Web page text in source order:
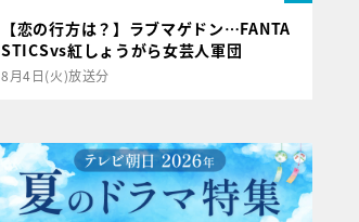
【恋の行方は？】ラブマゲドン…FANTA
STICSvs紅しょうがら女芸人軍団
8月4日(火)放送分